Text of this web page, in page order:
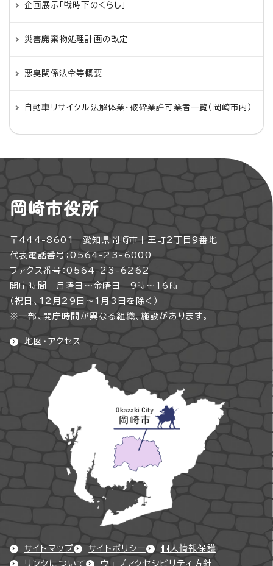
企画展示「戦時下のくらし」
災害廃棄物処理計画の改定
悪臭関係法令等概要
自動車リサイクル法解体業・破砕業許可業者一覧（岡崎市内）
岡崎市役所
〒444-8601 愛知県岡崎市十王町2丁目9番地
代表電話番号：0564-23-6000
ファクス番号：0564-23-6262
開庁時間 月曜日～金曜日 9時～16時
（祝日、12月29日～1月3日を除く）
※一部、開庁時間が異なる組織、施設があります。
地図・アクセス
サイトマップ サイトポリシー
個人情報保護
リンクについて
ウェブアクセシビリティ方針